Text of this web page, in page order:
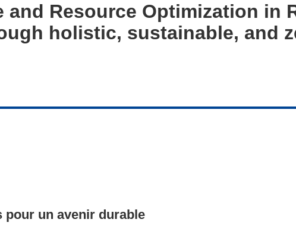
and Resource Optimization in
holistic, sustainable, and
un avenir durable